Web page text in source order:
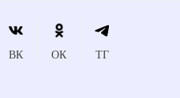
ВК ОК ТГ